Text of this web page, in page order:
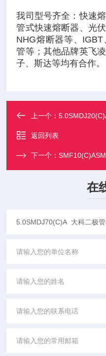
我司型号齐全：快速
管式快速熔断器、光
NHG熔断器等、
管等；其他品牌英飞
子、斯达等均有合作。
上一个：
返回列表
下一个：
在